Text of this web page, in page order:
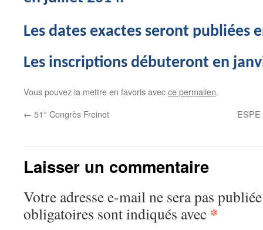
Les dates exactes seront publiées
Les inscriptions débuteront en
Vous pouvez la mettre en favoris avecce permalien.
← 51° Congrès Freinet ESPE
Laisser un commentaire
Votre adresse e-mail ne sera pas
obligatoires sont indiqués avec *